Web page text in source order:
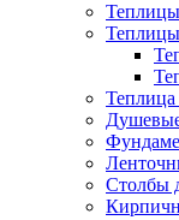
Теплицы
Теплицы
Столбы